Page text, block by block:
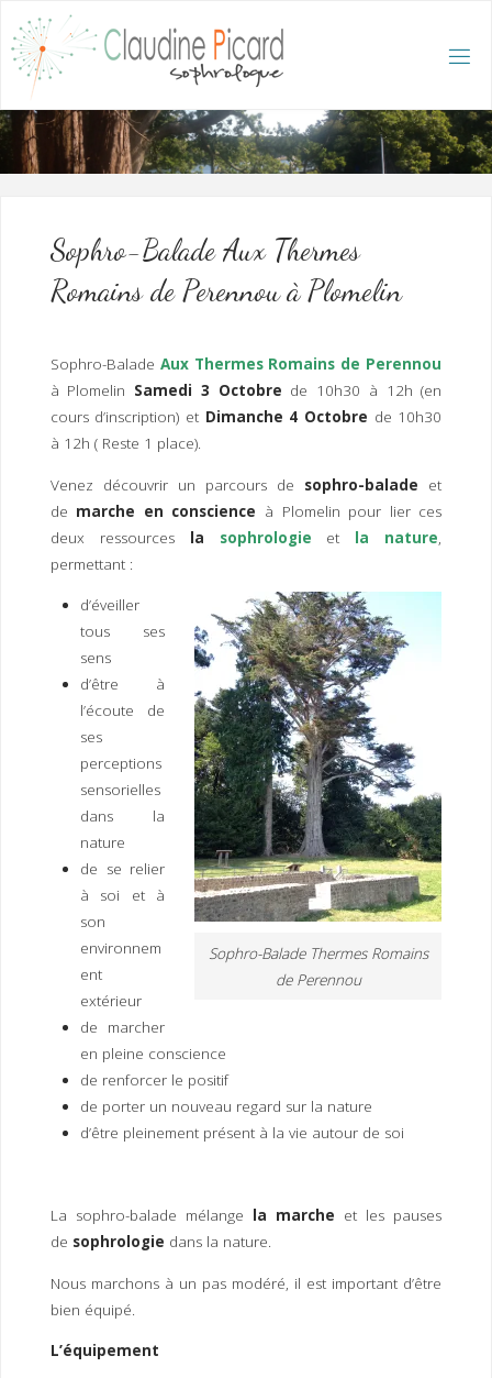
content
E PI
CAR
D :
PHR
L
G
HYP
NO
HÉR
QU
IMP
E
Sophro-Balade Aux Thermes
Romains de Perennou à Plomelin
Sophro-Balade Aux Thermes Romains de Perennou
à Plomelin Samedi 3 Octobre de 10h30 à 12h (en
cours d’inscription) etDimanche 4 Octobre de 10h30
à 12h ( Reste 1 place).
Venez découvrir un parcours de sophro-balade et
de marche en conscience à Plomelin pour lier ces
deux ressources la sophrologie et la nature,
permettant :
Sophro-Balade Thermes Romains
de Perennou
d’éveiller
tous ses
sens
d’être à
l’écoute de
ses
perceptions
sensorielles
dans la
nature
de se relier
à soi et à
son
environnem
ent
extérieur
de marcher
en pleine conscience
de renforcer le positif
de porter un nouveau regard sur la nature
d’être pleinement présent à la vie autour de soi
La sophro-balade mélange la marche et les pauses
de sophrologie dans la nature.
Nous marchons à un pas modéré, il est important d’être
bien équipé.
L’équipement